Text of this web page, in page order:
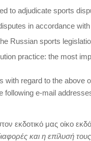
to adjudicate sports
in accordance
Russian sports
practice: the most
with regard to the above
following e-mail
εκδοτικό μας οίκο
και η επίλυσή